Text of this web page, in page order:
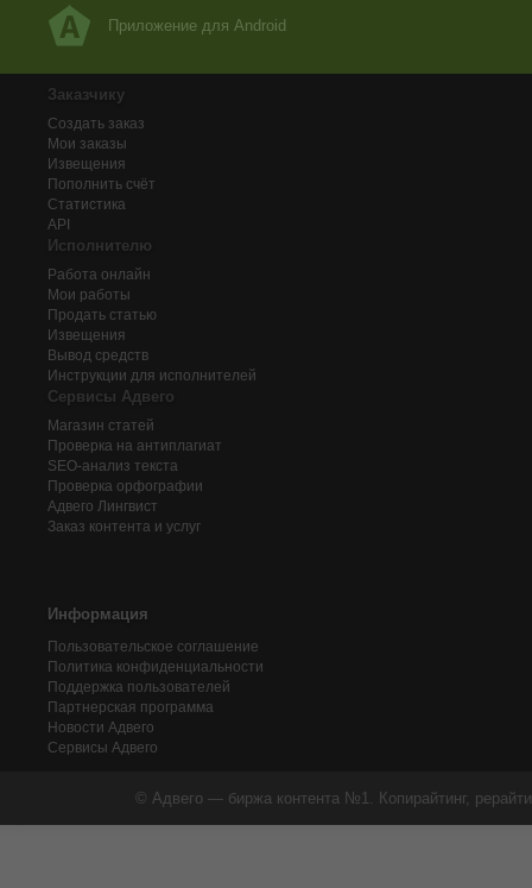
Приложение для Android
Заказчику
Создать заказ
Мои заказы
Извещения
Пополнить счёт
Статистика
API
Исполнителю
Работа онлайн
Мои работы
Продать статью
Извещения
Вывод средств
Инструкции для исполнителей
Сервисы Адвего
Магазин статей
Проверка на антиплагиат
SEO-анализ текста
Проверка орфографии
Адвего Лингвист
Заказ контента и услуг
Информация
Пользовательское соглашение
Политика конфиденциальности
Поддержка пользователей
Партнерская программа
Новости Адвего
Сервисы Адвего
© Адвего — биржа контента №1. Копирайтинг,